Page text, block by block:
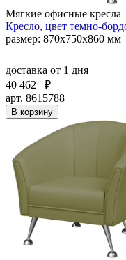
Мягкие офисные кресла
Кресло, цвет темно-
размер: 870х750х860 мм
доставка от 1 дня
40 462
₽
арт. 8615788
В корзину